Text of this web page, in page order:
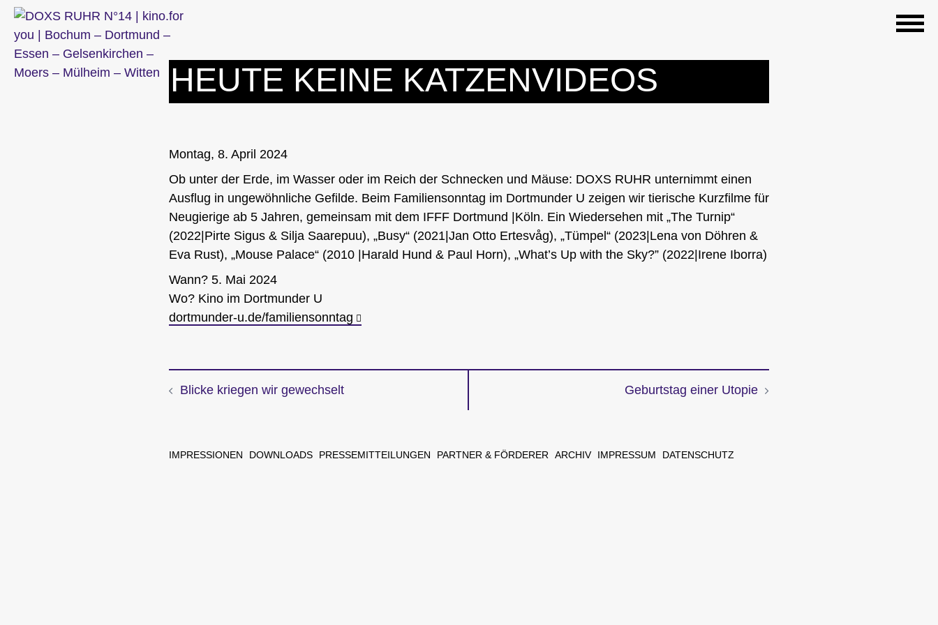
Zum
Inhalt
springen
HEUTE KEINE KATZENVIDEOS
Montag, 8. April 2024
Ob unter der Erde, im Wasser oder im Reich der Schnecken und Mäuse: DOXS RUHR unternimmt einen
Ausflug in ungewöhnliche Gefilde. Beim Familiensonntag im Dortmunder U zeigen wir tierische Kurzfilme für
Neugierige ab 5 Jahren, gemeinsam mit dem IFFF Dortmund |Köln. Ein Wiedersehen mit „The Turnip“
(2022|Pirte Sigus & Silja Saarepuu), „Busy“ (2021|Jan Otto Ertesvåg), „Tümpel“ (2023|Lena von Döhren &
Eva Rust), „Mouse Palace“ (2010 |Harald Hund & Paul Horn), „What’s Up with the Sky?” (2022|Irene Iborra)
Wann? 5. Mai 2024
Wo? Kino im Dortmunder U
dortmunder-u.de/familiensonntag
Blicke kriegen wir gewechselt Geburtstag einer Utopie
IMPRESSIONEN DOWNLOADS PRESSEMITTEILUNGEN PARTNER & FÖRDERER ARCHIV IMPRESSUM DATENSCHUTZ